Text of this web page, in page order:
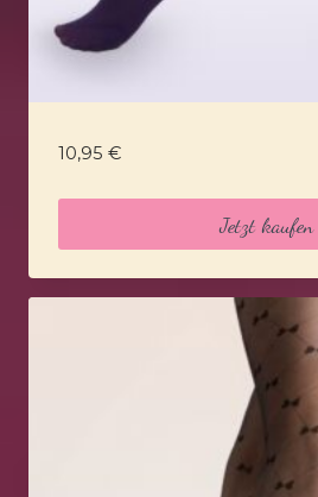
10,95 €
Jetzt kaufen